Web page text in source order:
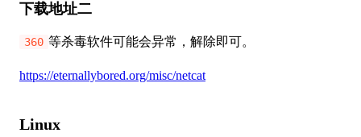
下载地址二
360 等杀毒软件可能会异常，解除即可。
https://eternallybored.org/misc/netcat
Linux